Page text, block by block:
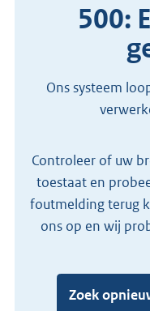
500:
Ons systeem
Controleer of uw
toestaat en
foutmelding terug
ons op en wij
Zoek